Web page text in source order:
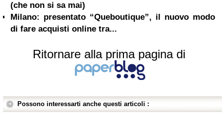
(che non si sa mai)
Milano: presentato “Queboutique”, il nuovo modo
di fare acquisti online tra...
Ritornare alla prima pagina di
Possono interessarti anche questi articoli :